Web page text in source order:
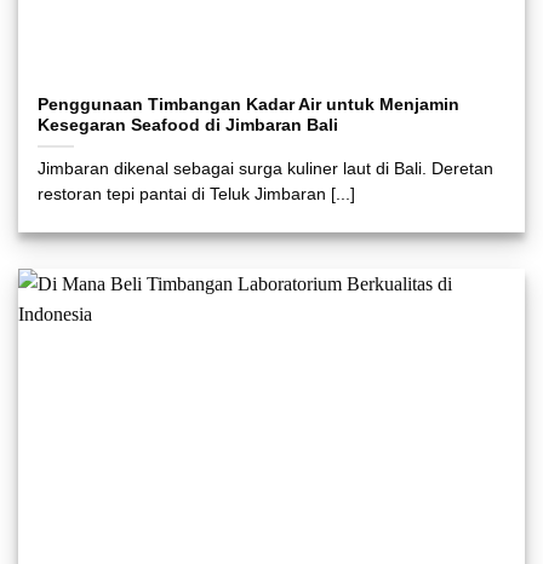
Penggunaan Timbangan Kadar Air untuk Menjamin
Kesegaran Seafood di Jimbaran Bali
Jimbaran dikenal sebagai surga kuliner laut di Bali. Deretan
restoran tepi pantai di Teluk Jimbaran [...]